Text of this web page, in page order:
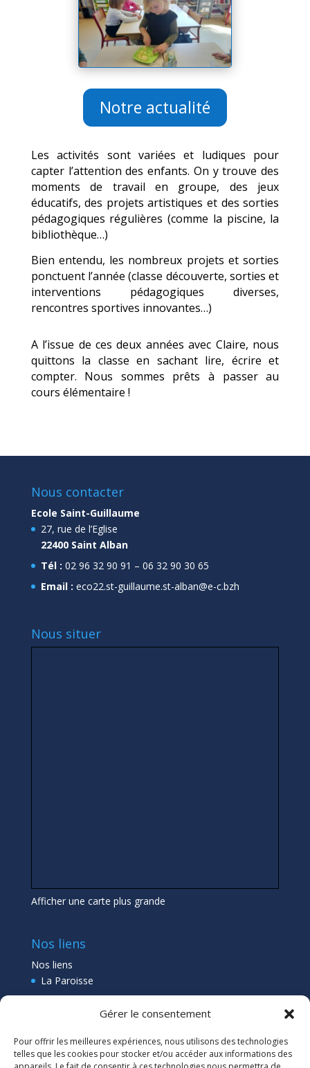
Gérer le consentement
Pour offrir les meilleures expériences, nous utilisons des technologies
telles que les cookies pour stocker et/ou accéder aux informations des
Notre actualité
Les activités sont variées et ludiques pour
capter l’attention des enfants. On y trouve des
moments de travail en groupe, des jeux
éducatifs, des projets artistiques et des sorties
pédagogiques régulières (comme la piscine, la
bibliothèque…)
Bien entendu, les nombreux projets et sorties
ponctuent l’année (classe découverte, sorties et
interventions pédagogiques diverses,
rencontres sportives innovantes…)
A l’issue de ces deux années avec Claire, nous
quittons la classe en sachant lire, écrire et
compter. Nous sommes prêts à passer au
cours élémentaire !
Nous contacter
Ecole Saint-Guillaume
27, rue de l’Eglise
22400 Saint Alban
Tél : 02 96 32 90 91 – 06 32 90 30 65
Email : eco22.st-guillaume.st-alban@e-c.bzh
Nous situer
Afficher une carte plus grande
Nos liens
Nos liens
La Paroisse
Ecole Pléneuf Val André–Erquy – Planguenoual
Lien admin